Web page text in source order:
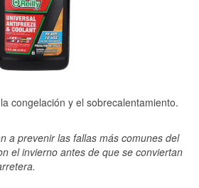
congelación y el sobrecalentamiento.
a prevenir las fallas más comunes del
el invierno antes de que se conviertan